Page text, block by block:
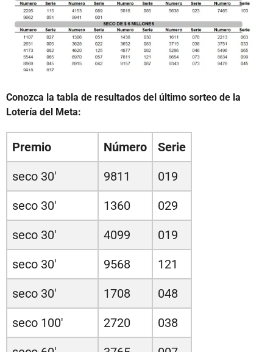
Conozca la tabla de resultados del último sorteo de la
Lotería del Meta:
Premio Número
Serie
seco 30'
9811
019
seco 30'
1360
029
seco 30'
4099
019
seco 30'
9568
121
seco 30'
1708
048
seco 100'
2720
038